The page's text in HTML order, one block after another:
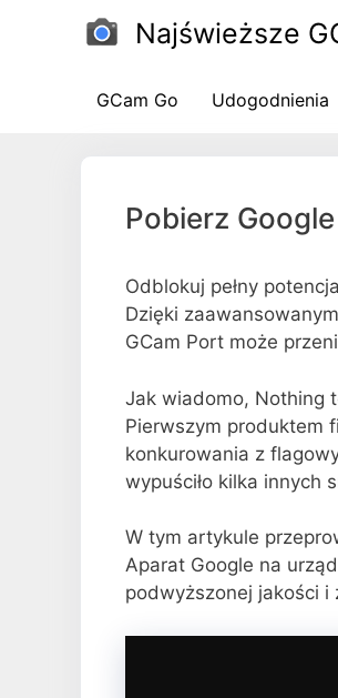
Najświeższe
GCam Go Udogodnienia
Pobierz
Odblokuj pełny
Dzięki
GCam Port może
Jak wiadomo, Nothing
Pierwszym produktem
konkurowania z
wypuściło kilka innych
W tym artykule
Aparat Google na
podwyższonej jakości i